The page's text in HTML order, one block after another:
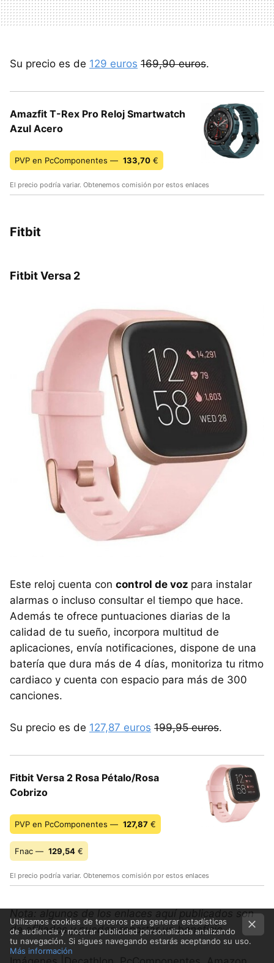
Su precio es de 129 euros 169,90 euros.
Amazfit T-Rex Pro Reloj Smartwatch
Azul Acero
PVP en PcComponentes — 133,70 €
El precio podría variar. Obtenemos comisión por estos enlaces
Fitbit
Fitbit Versa 2
Este reloj cuenta con control de voz para instalar
alarmas o incluso consultar el tiempo que hace.
Además te ofrece puntuaciones diarias de la
calidad de tu sueño, incorpora multitud de
aplicaciones, envía notificaciones, dispone de una
batería que dura más de 4 días, monitoriza tu ritmo
cardiaco y cuenta con espacio para más de 300
canciones.
Su precio es de 127,87 euros 199,95 euros.
Fitbit Versa 2 Rosa Pétalo/Rosa
Cobrizo
PVP en PcComponentes — 127,87 €
Fnac — 129,54 €
El precio podría variar. Obtenemos comisión por estos enlaces
Nota: algunos de los enlaces aquí publicados son
de afiliados y pueden reportar un beneficio.
Utilizamos cookies de terceros para generar estadísticas
de audiencia y mostrar publicidad personalizada analizando
tu navegación. Si sigues navegando estarás aceptando su uso.
Más información